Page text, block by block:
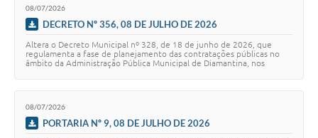
08/07/2026
DECRETO Nº 356, 08 DE JULHO DE 2026
Altera o Decreto Municipal nº 328, de 18 de junho de 2026, que
regulamenta a fase de planejamento das contratações públicas no
âmbito da Administração Pública Municipal de Diamantina, nos
08/07/2026
PORTARIA Nº 9, 08 DE JULHO DE 2026